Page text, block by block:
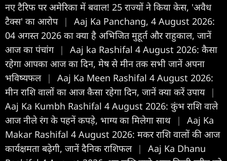
नए टैरिफ पर अमेरिका में बवाल! 25 राज्यों ने किया केस, 'अवैध
टैक्स' का आरोप |
Aaj Ka Panchang, 4 August 2026:
04 अगस्त 2026 का क्या है अभिजित मुहूर्त और राहुकाल, जानें
आज का पंचांग |
Aaj ka Rashifal 4 August 2026: कैसा
रहेगा आपका आज का द‍िन, मेष से मीन तक सभी जानें अपना
भविष्यफल |
Aaj Ka Meen Rashifal 4 August 2026:
मीन राशि वालों का आज कैसा रहेगा दिन, जानें क्या करें उपाय |
Aaj Ka Kumbh Rashifal 4 August 2026: कुंभ राशि वाले
आज नीले रंग के पहनें कपड़े, भाग्य का मिलेगा साथ
|
Aaj Ka
Makar Rashifal 4 August 2026: मकर राशि वालों की आज
कार्यक्षमता बढ़ेगी, जानें दैनिक राशिफल |
Aaj Ka Dhanu